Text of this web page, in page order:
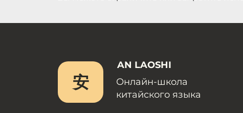
安
AN LAOSHI
Онлайн-школа
китайского языка